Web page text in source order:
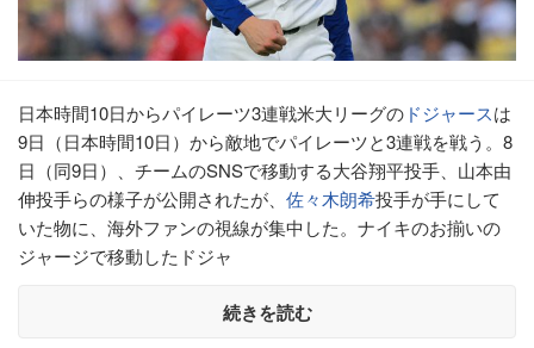
日本時間10日からパイレーツ3連戦米大リーグの ドジャースは
9日（日本時間10日）から敵地でパイレーツと3連戦を戦う。8
日（同9日）、チームのSNSで移動する大谷翔平投手、山本由
伸投手らの様子が公開されたが、 佐々木朗希投手が手にして
いた物に、海外ファンの視線が集中した。ナイキのお揃いの
ジャージで移動したドジャ
続きを読む